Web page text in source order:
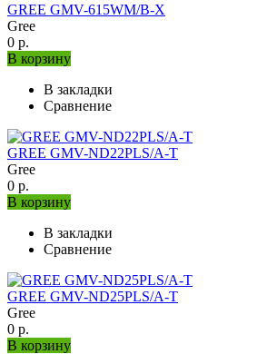
GREE GMV-615WM/B-X
Gree
0 р.
В корзину
В закладки
Сравнение
GREE GMV-ND22PLS/A-T
Gree
0 р.
В корзину
В закладки
Сравнение
GREE GMV-ND25PLS/A-T
Gree
0 р.
В корзину